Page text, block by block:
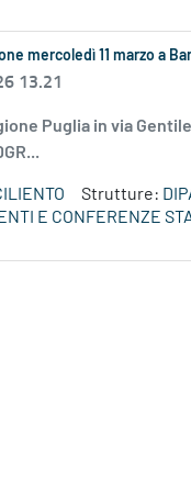
mercoledì 11 marzo a
13.21
Puglia in via
Strutture:
E CONFERENZE